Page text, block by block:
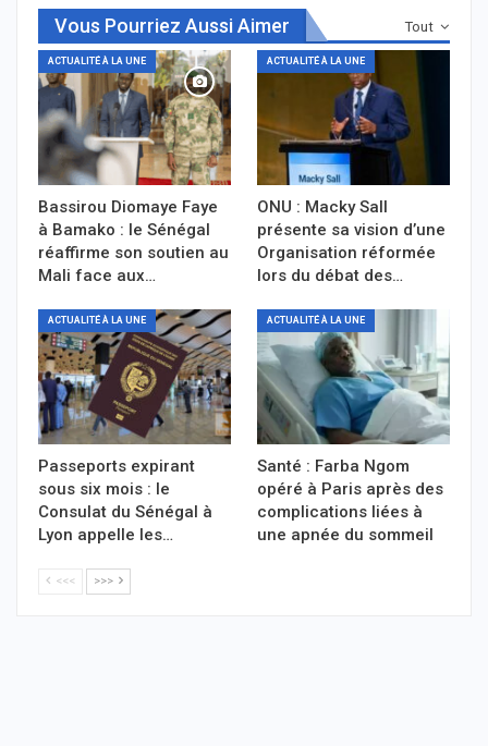
Tout
Vous Pourriez Aussi Aimer
ACTUALITÉ À LA UNE
Bassirou Diomaye Faye
à Bamako : le Sénégal
réaffirme son soutien au
Mali face aux…
ACTUALITÉ À LA UNE
ONU : Macky Sall
présente sa vision d’une
Organisation réformée
lors du débat des…
ACTUALITÉ À LA UNE
Passeports expirant
sous six mois : le
Consulat du Sénégal à
Lyon appelle les…
ACTUALITÉ À LA UNE
Santé : Farba Ngom
opéré à Paris après des
complications liées à
une apnée du sommeil
<<< >>>